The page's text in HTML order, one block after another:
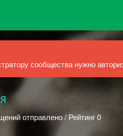
сообщества нужно
отправлено / Рейтинг 0